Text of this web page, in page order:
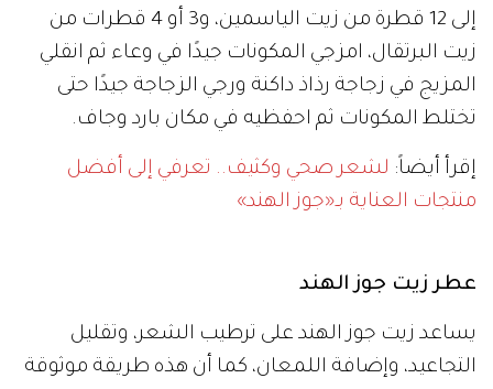
إلى 12 قطرة من زيت الياسمين، و3 أو 4 قطرات من
زيت البرتقال، امزجي المكونات جيدًا في وعاء ثم انقلي
المزيج في زجاجة رذاذ داكنة ورجي الزجاجة جيدًا حتى
تختلط المكونات ثم احفظيه في مكان بارد وجاف.
إقرأ أيضاً: لشعر صحي وكثيف.. تعرفي إلى أفضل
منتجات العناية بـ«جوز الهند»
عطر زيت جوز الهند
يساعد زيت جوز الهند على ترطيب الشعر، وتقليل
التجاعيد، وإضافة اللمعان، كما أن هذه طريقة موثوقة